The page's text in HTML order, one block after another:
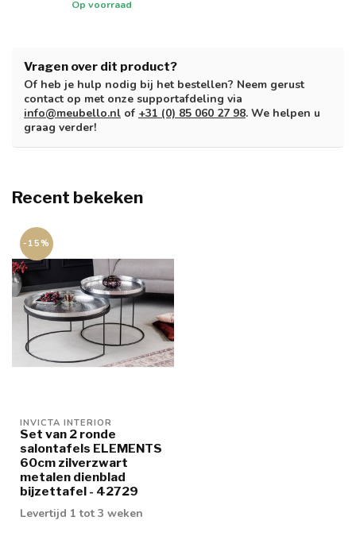
Op voorraad
Vragen over dit product?
Of heb je hulp nodig bij het bestellen? Neem gerust
contact op met onze supportafdeling via
info@meubello.nl of +31 (0) 85 060 27 98. We helpen u
graag verder!
Recent bekeken
-15%
INVICTA INTERIOR
Set van 2 ronde
salontafels ELEMENTS
60cm zilverzwart
metalen dienblad
bijzettafel - 42729
Levertijd 1 tot 3 weken